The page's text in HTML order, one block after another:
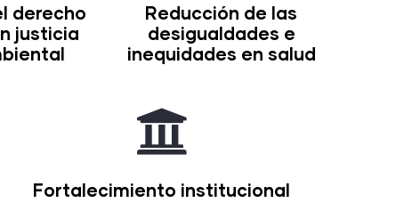
derecho
justicia
Reducción de las
desigualdades e
inequidades en salud
Fortalecimiento institucional